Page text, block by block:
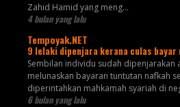
Zahid Hamid yang meng...
4 bulan yang lalu
Tempoyak.NET
9 lelaki dipenjara kerana culas bayar
Sembilan individu sudah dipenjarakan
melunaskan bayaran tuntutan nafkah
diperintahkan mahkamah syariah di
6 bulan yang lalu